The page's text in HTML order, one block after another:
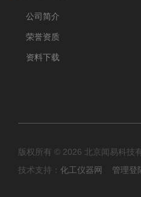
公司简介
荣誉资质
资料下载
版权所有 © 2026 北京闻易科技
技术支持： 化工仪器网 管理登